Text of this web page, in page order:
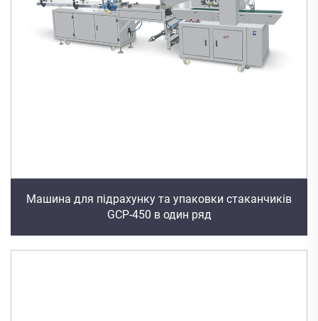
Машина для підрахунку та упаковки стаканчиків
GCP-450 в один ряд